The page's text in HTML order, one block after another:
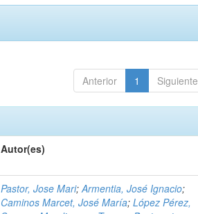
Anterior 1 Siguiente
Autor(es)
Pastor, Jose Mari;Armentia, José Ignacio;
Caminos Marcet, José María;López Pérez,